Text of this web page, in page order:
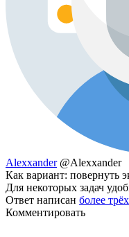
Alexxander @Alexxander
Как вариант: повернуть
Для некоторых задач
Ответ написан более
Комментировать